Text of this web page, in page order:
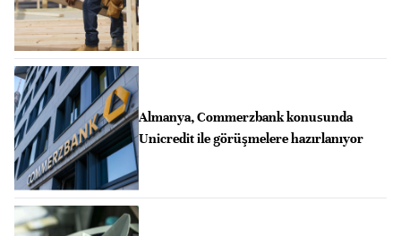
Almanya, Commerzbank konusunda
Unicredit ile görüşmelere hazırlanıyor